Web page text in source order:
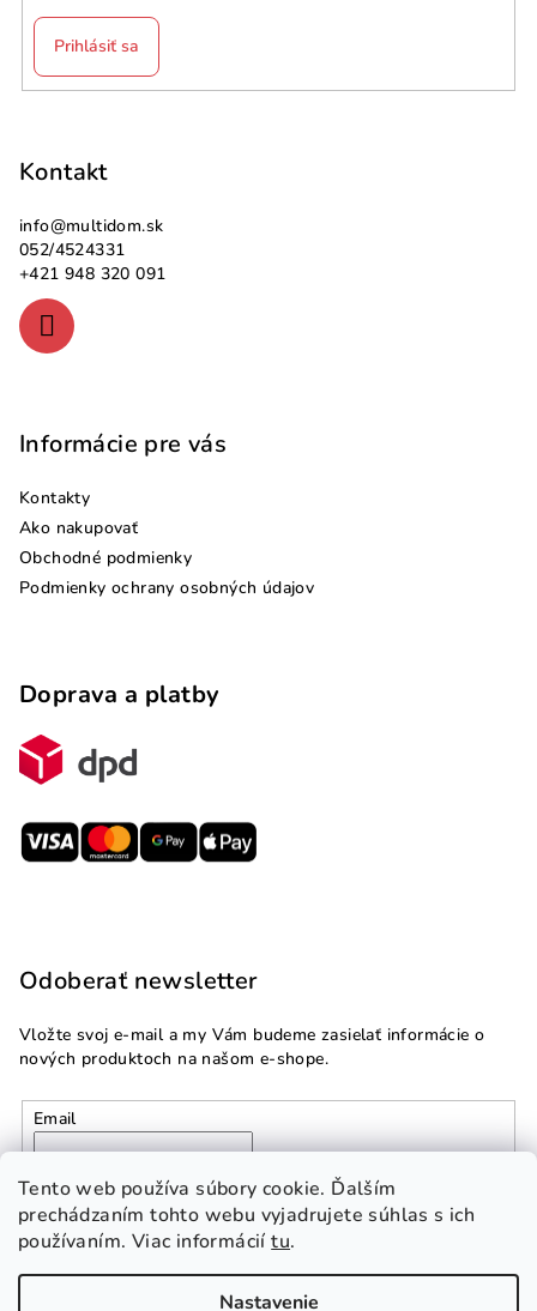
Tento web používa súbory cookie. Ďalším
prechádzaním tohto webu vyjadrujete súhlas s ich
používaním. Viac informáciítu.
Nastavenie
Prihlásiť sa
Kontakt
info@multidom.sk
052/4524331
+421 948 320 091
Informácie pre vás
Kontakty
Ako nakupovať
Obchodné podmienky
Podmienky ochrany osobných údajov
Doprava a platby
Odoberať newsletter
Vložte svoj e-mail a my Vám budeme zasielať informácie o
nových produktoch na našom e-shope.
Email
podmienkami ochrany
osobných údajov